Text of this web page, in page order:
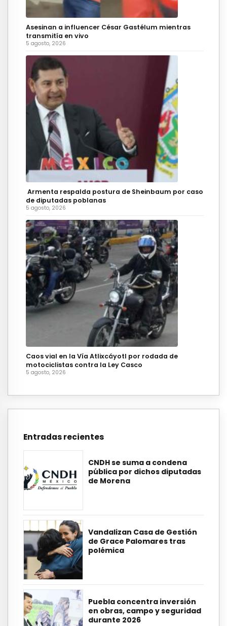
Asesinan a influencer César Gastélum mientras
transmitía en vivo
5 agosto, 2026
Armenta respalda postura de Sheinbaum por caso
de diputadas poblanas
5 agosto, 2026
Caos vial en la Vía Atlixcáyotl por rodada de
motociclistas contra la Ley Casco
5 agosto, 2026
Entradas recientes
CNDH se suma a condena
pública por dichos diputadas
de Morena
Vandalizan Casa de Gestión
de Grace Palomares tras
polémica
Puebla concentra inversión
en obras, campo y seguridad
durante 2026